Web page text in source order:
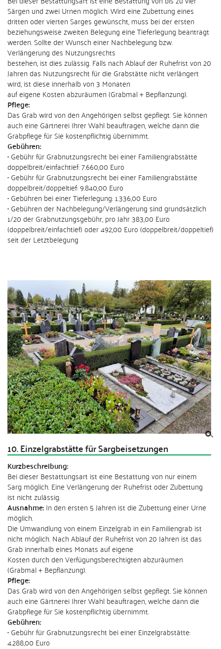
Särgen und zwei Urnen möglich. Wird eine Zubettung eines
dritten oder vierten Sarges gewünscht, muss bei der ersten
beziehungsweise zweiten Belegung eine Tieferlegung beantragt
werden. Sollte der Wunsch einer Nachbelegung bzw.
Verlängerung des Nutzungsrechts
bestehen, ist dies zulässig. Falls nach Ablauf der Ruhefrist von 20
Jahren das Nutzungsrecht für die Grabstätte nicht verlängert
wird, ist diese innerhalb von 3 Monaten
auf eigene Kosten abzuräumen (Grabmal + Bepflanzung).
Pflege:
Das Grab wird von den Angehörigen selbst gepflegt. Sie können
auch eine Gärtnerei Ihrer Wahl beauftragen, welche dann die
Grabpflege für Sie kostenpflichtig übernimmt.
Gebühren:
• Gebühr für Grabnutzungsrecht bei einer Familiengrabstätte
doppelbreit/einfachtief: 7.660,00 Euro
• Gebühr für Grabnutzungsrecht bei einer Familiengrabstätte
doppelbreit/doppeltief: 9.840,00 Euro
• Gebühren bei einer Tieferlegung: 1.336,00 Euro
• Gebühren der Nachbelegung/Verlängerung sind grundsätzlich
1/20 der Grabnutzungsgebühr, pro Jahr 383,00 Euro
(doppelbreit/einfachtief) oder 492,00 Euro (doppelbreit/doppeltief)
seit der Letztbelegung
10. Einzelgrabstätte für Sargbeisetzungen
Kurzbeschreibung:
Bei dieser Bestattungsart ist eine Bestattung von nur einem
Sarg möglich. Eine Verlängerung der Ruhefrist oder Zubettung
ist nicht zulässig.
Ausnahme:In den ersten 5 Jahren ist die Zubettung einer Urne
möglich.
Die Umwandlung von einem Einzelgrab in ein Familiengrab ist
nicht möglich. Nach Ablauf der Ruhefrist von 20 Jahren ist das
Grab innerhalb eines Monats auf eigene
Kosten durch den Verfügungsberechtigten abzuräumen
(Grabmal + Bepflanzung).
Pflege:
Das Grab wird von den Angehörigen selbst gepflegt. Sie können
auch eine Gärtnerei Ihrer Wahl beauftragen, welche dann die
Grabpflege für Sie kostenpflichtig übernimmt.
Gebühren:
• Gebühr für Grabnutzungsrecht bei einer Einzelgrabstätte:
4.288,00 Euro